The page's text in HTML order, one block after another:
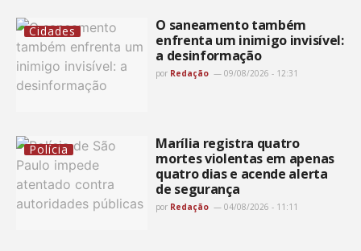
Cidades
O saneamento também
enfrenta um inimigo invisível:
a desinformação
por Redação 09/08/2026 - 12:31
Polícia
Marília registra quatro
mortes violentas em apenas
quatro dias e acende alerta
de segurança
por Redação 04/08/2026 - 11:11